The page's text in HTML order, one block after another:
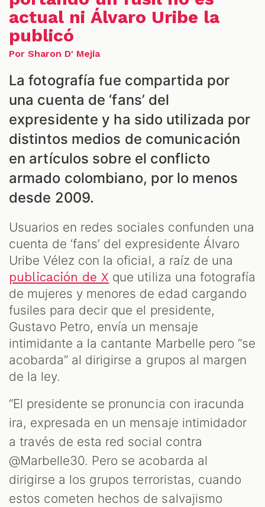
actual ni Álvaro Uribe la
publicó
Por Sharon D' Mejía
La fotografía fue compartida por
una cuenta de ‘fans’ del
expresidente y ha sido utilizada por
distintos medios de comunicación
en artículos sobre el conflicto
armado colombiano, por lo menos
desde 2009.
Usuarios en redes sociales confunden una
cuenta de ‘fans’ del expresidente Álvaro
Uribe Vélez con la oficial, a raíz de una
publicación de X que utiliza una fotografía
de mujeres y menores de edad cargando
fusiles para decir que el presidente,
Gustavo Petro, envía un mensaje
intimidante a la cantante Marbelle pero “se
acobarda” al dirigirse a grupos al margen
de la ley.
“El presidente se pronuncia con iracunda
ira, expresada en un mensaje intimidador
a través de esta red social contra
@Marbelle30. Pero se acobarda al
dirigirse a los grupos terroristas, cuando
estos cometen hechos de salvajismo